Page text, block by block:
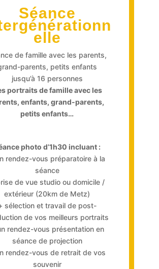
Séance
elle
de famille avec les parents,
parents, petits enfants
jusqu’à 16 personnes
portraits de famille avec les
enfants, grand-parents,
petits enfants…
photo d’1h30 incluant :
rendez-vous préparatoire à la
séance
de vue studio ou domicile /
extérieur (20km de Metz)
sélection et travail de post-
de vos meilleurs portraits
rendez-vous présentation en
séance de projection
rendez-vous de retrait de vos
souvenir